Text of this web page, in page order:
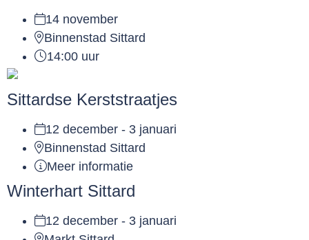
14 november
Binnenstad Sittard
14:00 uur
Sittardse Kerststraatjes
12 december - 3 januari
Binnenstad Sittard
Meer informatie
Winterhart Sittard
12 december - 3 januari